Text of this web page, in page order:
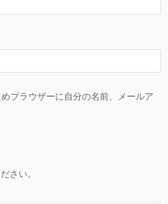
ブラウザーに自分の名前、メールア
さい。